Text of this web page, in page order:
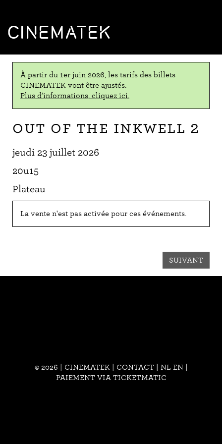
CINEMATEK
À partir du 1er juin 2026, les tarifs des billets
CINEMATEK vont être ajustés.
Plus d’informations, cliquez ici.
Out of the Inkwell 2
jeudi 23 juillet 2026
20u15
Plateau
La vente n'est pas activée pour ces événements.
SUIVANT
© 2026 | CINEMATEK | CONTACT| NL EN
PAIEMENT VIA TICKETMATIC